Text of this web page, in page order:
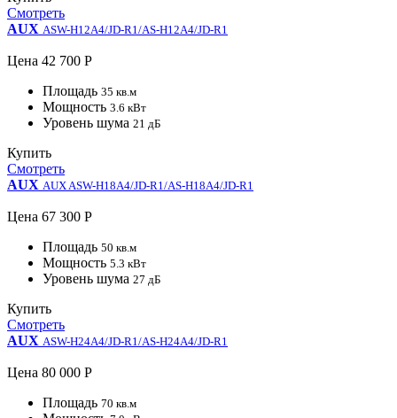
Смотреть
AUX ASW-H12A4/JD-R1/AS-H12A4/JD-R1
Цена 42 700 Р
Площадь 35 кв.м
Мощность 3.6 кВт
Уровень шума 21 дБ
Купить
Смотреть
AUX AUX ASW-H18A4/JD-R1/AS-H18A4/JD-R1
Цена 67 300 Р
Площадь 50 кв.м
Мощность 5.3 кВт
Уровень шума 27 дБ
Купить
Смотреть
AUX ASW-H24A4/JD-R1/AS-H24A4/JD-R1
Цена 80 000 Р
Площадь 70 кв.м